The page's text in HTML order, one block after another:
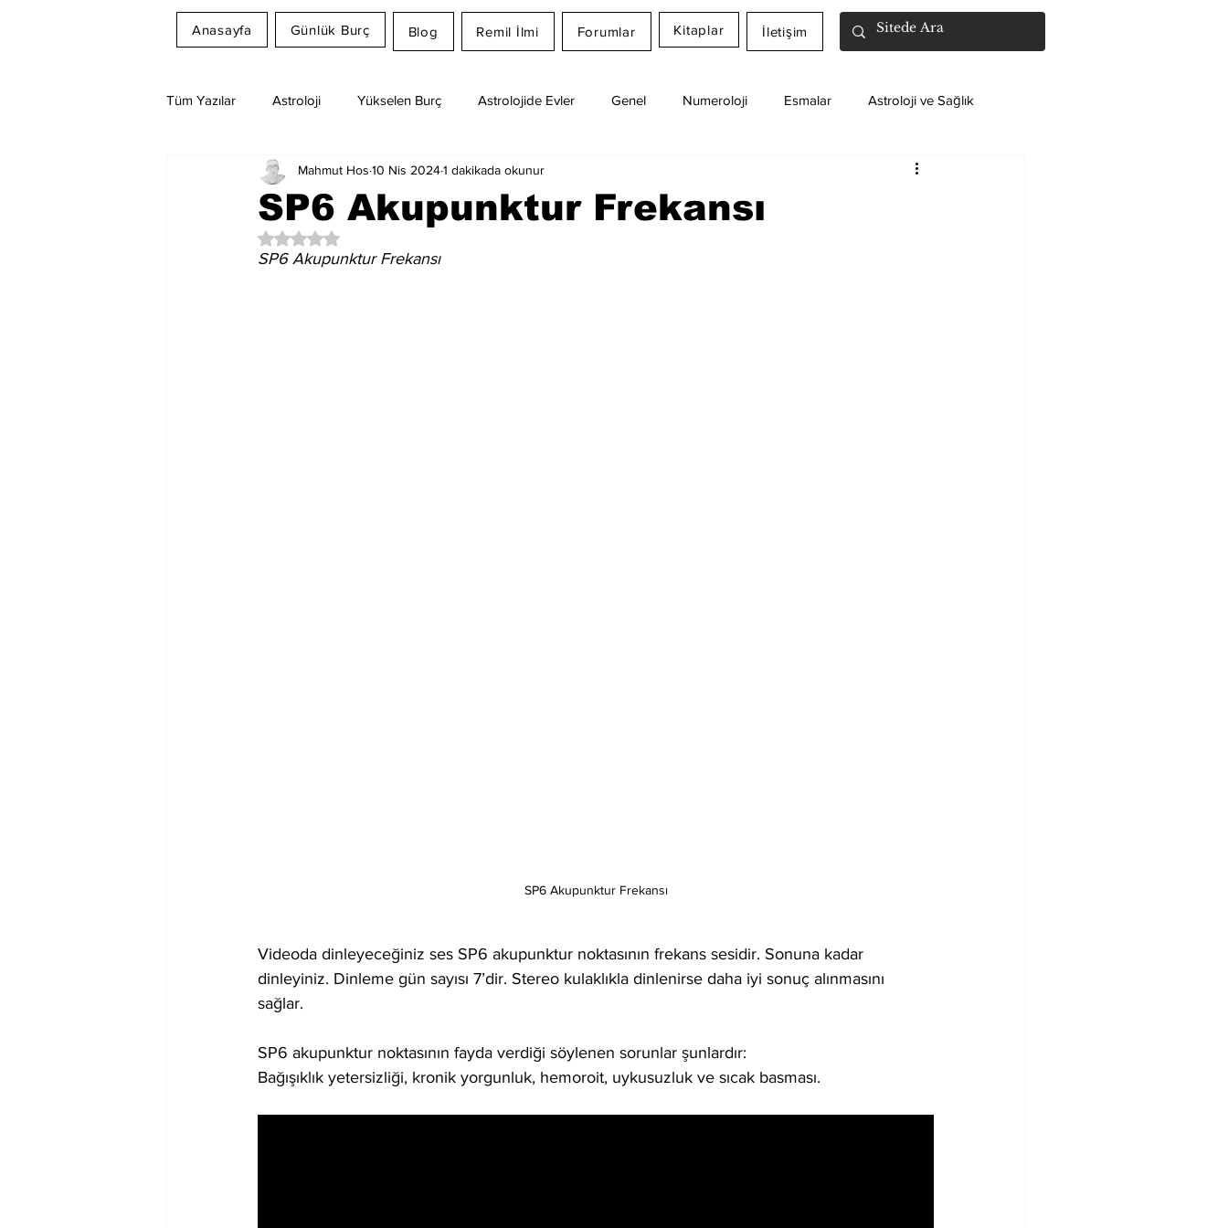
Anasayfa Günlük Burç Blog Remil İlmi Forumlar Kitaplar İletişim
Tüm Yazılar Astroloji Yükselen Burç Astrolojide Evler Genel Numeroloji Esmalar Astroloji ve Sağlık
Rüya Tabirleri Ay Burcu Günlük Burç Yorumları
SP6 Akupunktur Frekansı
Mahmut Hos 10 Nis 20241 dakikada okunur
5 üzerinden NaN yıldız
SP6 Akupunktur Frekansı
SP6 Akupunktur Frekansı
Videoda dinleyeceğiniz ses SP6 akupunktur noktasının frekans sesidir. Sonuna kadar
dinleyiniz. Dinleme gün sayısı 7’dir. Stereo kulaklıkla dinlenirse daha iyi sonuç alınmasını
sağlar.
SP6 akupunktur noktasının fayda verdiği söylenen sorunlar şunlardır:
Bağışıklık yetersizliği, kronik yorgunluk, hemoroit, uykusuzluk ve sıcak basması.